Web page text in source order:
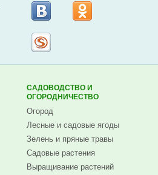
САДОВОДСТВО И
ОГОРОДНИЧЕСТВО
Огород
Лесные и садовые ягоды
Зелень и пряные травы
Садовые растения
Выращивание растений